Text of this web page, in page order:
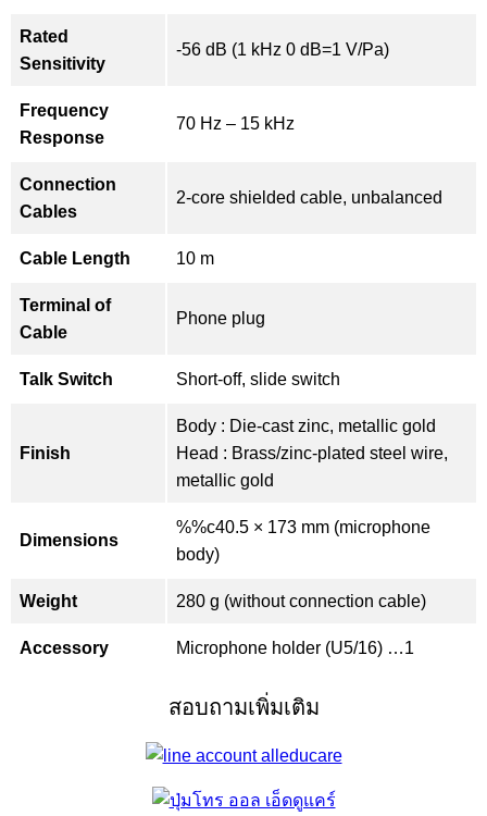
Rated
Sensitivity
-56 dB (1 kHz 0 dB=1 V/Pa)
Frequency
Response
70 Hz – 15 kHz
Connection
Cables
2-core shielded cable, unbalanced
Cable Length 10 m
Terminal of
Cable
Phone plug
Talk Switch Short-off, slide switch
Finish
Body : Die-cast zinc, metallic gold
Head : Brass/zinc-plated steel wire,
metallic gold
Dimensions
%%c40.5 × 173 mm (microphone
body)
Weight 280 g (without connection cable)
Accessory Microphone holder (U5/16) …1
สอบถามเพิ่มเติม